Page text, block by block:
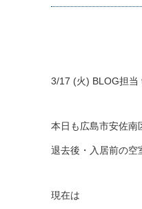
3/17 (火) BLOG担当
本日も広島市安佐南
退去後・入居前の空
現在は